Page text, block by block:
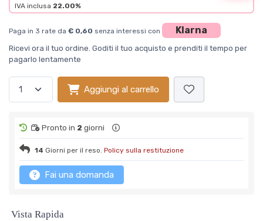
IVA inclusa 22.00%
Paga in 3 rate da € 0,60 senza interessi con Klarna
Ricevi ora il tuo ordine. Goditi il tuo acquisto e prenditi il tempo per
pagarlo lentamente
Aggiungi al carrello
Pronto in 2 giorni
14 Giorni per il reso. Policy sulla restituzione
Fai una domanda
Vista Rapida